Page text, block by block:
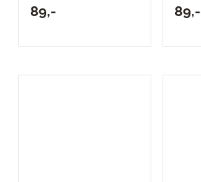
89,- 89,-